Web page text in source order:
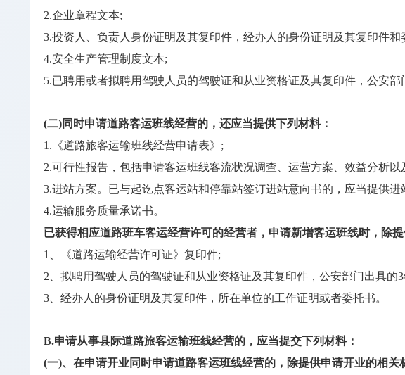
2.企业章程文本;
3.投资人、负责人身份证明及其复印件，经办人的身份证明及其复印件和
4.安全生产管理制度文本;
5.已聘用或者拟聘用驾驶人员的驾驶证和从业资格证及其复印件，公安
(二)同时申请道路客运班线经营的，还应当提供下列材料：
1.《道路旅客运输班线经营申请表》;
2.可行性报告，包括申请客运班线客流状况调查、运营方案、效益分析
3.进站方案。已与起讫点客运站和停靠站签订进站意向书的，应当提供进
4.运输服务质量承诺书。
已获得相应道路班车客运经营许可的经营者，申请新增客运班线时，除
1、《道路运输经营许可证》复印件;
2、拟聘用驾驶人员的驾驶证和从业资格证及其复印件，公安部门出具的
3、经办人的身份证明及其复印件，所在单位的工作证明或者委托书。
B.申请从事县际道路旅客运输班线经营的，应当提交下列材料：
(一)、在申请开业同时申请道路客运班线经营的，除提供申请开业的相关